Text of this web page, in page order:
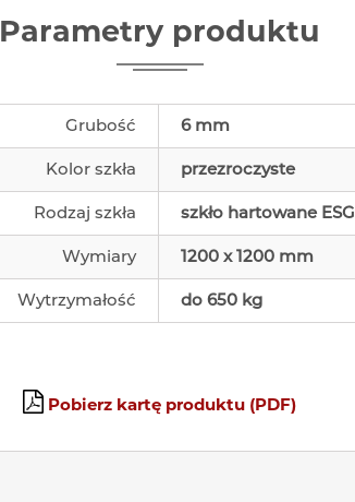
Parametry produktu
Grubość 6 mm
Kolor szkła przezroczyste
Rodzaj szkła szkło hartowane ESG
Wymiary 1200 x 1200 mm
Wytrzymałość do 650 kg
Pobierz kartę produktu (PDF)